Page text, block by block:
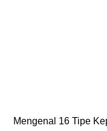
Mengenal 16 Tipe